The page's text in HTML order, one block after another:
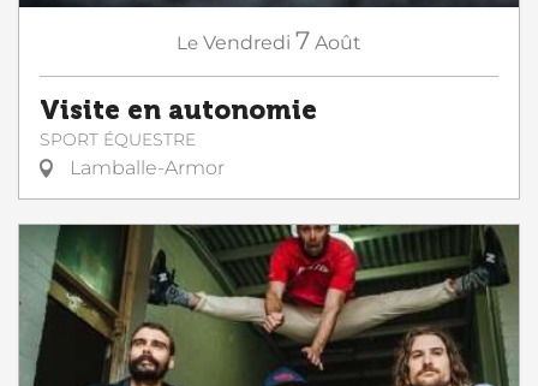
Le Vendredi 7 Août
Visite en autonomie
SPORT ÉQUESTRE
Lamballe-Armor